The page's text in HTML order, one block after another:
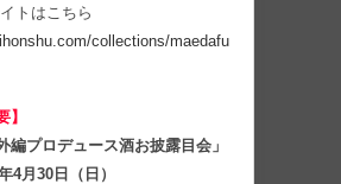
トはこちら
collections/maedafu
】
編プロデュース酒お披露目会」
4月30日（日）